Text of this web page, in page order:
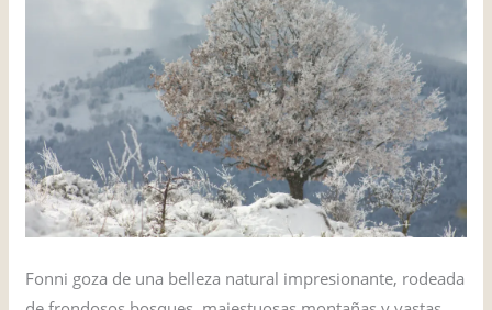
Fonni goza de una belleza natural impresionante, rodeada